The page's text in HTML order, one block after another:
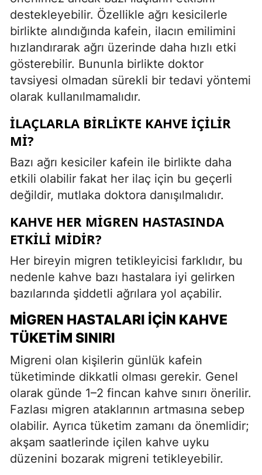
destekleyebilir. Özellikle ağrı kesicilerle
birlikte alındığında kafein, ilacın emilimini
hızlandırarak ağrı üzerinde daha hızlı etki
gösterebilir. Bununla birlikte doktor
tavsiyesi olmadan sürekli bir tedavi yöntemi
olarak kullanılmamalıdır.
İLAÇLARLA BIRLIKTE KAHVE İÇILIR
MI?
Bazı ağrı kesiciler kafein ile birlikte daha
etkili olabilir fakat her ilaç için bu geçerli
değildir, mutlaka doktora danışılmalıdır.
KAHVE HER MIGREN HASTASINDA
ETKILI MIDIR?
Her bireyin migren tetikleyicisi farklıdır, bu
nedenle kahve bazı hastalara iyi gelirken
bazılarında şiddetli ağrılara yol açabilir.
MIGREN HASTALARI İÇIN KAHVE
TÜKETIM SINIRI
Migreni olan kişilerin günlük kafein
tüketiminde dikkatli olması gerekir. Genel
olarak günde 1–2 fincan kahve sınırı önerilir.
Fazlası migren ataklarının artmasına sebep
olabilir. Ayrıca tüketim zamanı da önemlidir;
akşam saatlerinde içilen kahve uyku
düzenini bozarak migreni tetikleyebilir.